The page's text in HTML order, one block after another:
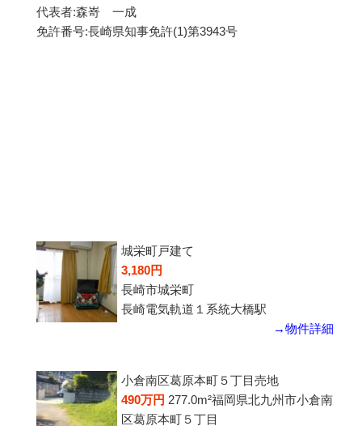
代表者:森嵜 一成
免許番号:長崎県知事免許(1)第3943号
城栄町戸建て
3,180円
長崎市城栄町
長崎電気軌道１系統大橋駅
→物件詳細
小倉南区葛原本町５丁目売地
490万円 277.0m²福岡県北九州市小倉南
区葛原本町５丁目